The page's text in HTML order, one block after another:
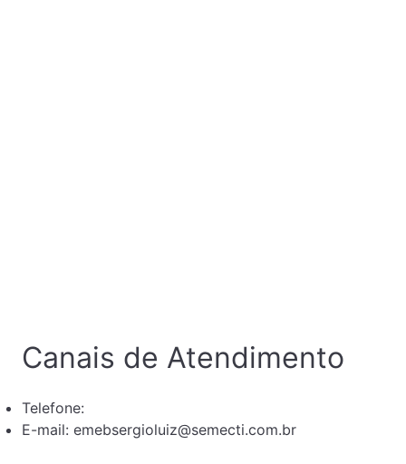
Canais de Atendimento
Telefone: ‎
E-mail: emebsergioluiz@semecti.com.br